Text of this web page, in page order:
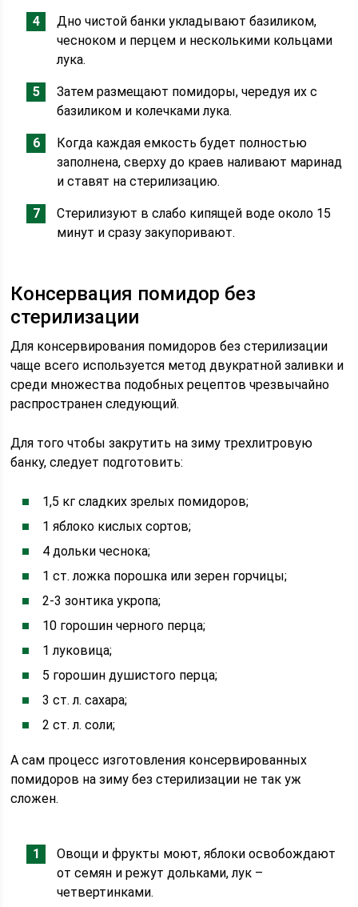
Дно чистой банки укладывают базиликом,
чесноком и перцем и несколькими кольцами
лука.
Затем размещают помидоры, чередуя их с
базиликом и колечками лука.
Когда каждая емкость будет полностью
заполнена, сверху до краев наливают маринад
и ставят на стерилизацию.
Стерилизуют в слабо кипящей воде около 15
минут и сразу закупоривают.
Консервация помидор без
стерилизации
Для консервирования помидоров без стерилизации
чаще всего используется метод двукратной заливки и
среди множества подобных рецептов чрезвычайно
распространен следующий.
Для того чтобы закрутить на зиму трехлитровую
банку, следует подготовить:
1,5 кг сладких зрелых помидоров;
1 яблоко кислых сортов;
4 дольки чеснока;
1 ст. ложка порошка или зерен горчицы;
2-3 зонтика укропа;
10 горошин черного перца;
1 луковица;
5 горошин душистого перца;
3 ст. л. сахара;
2 ст. л. соли;
А сам процесс изготовления консервированных
помидоров на зиму без стерилизации не так уж
сложен.
Овощи и фрукты моют, яблоки освобождают
от семян и режут дольками, лук –
четвертинками.